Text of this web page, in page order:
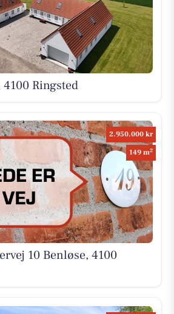
Ringsted
2.950.000 kr
149 m2
10 Benløse, 4100